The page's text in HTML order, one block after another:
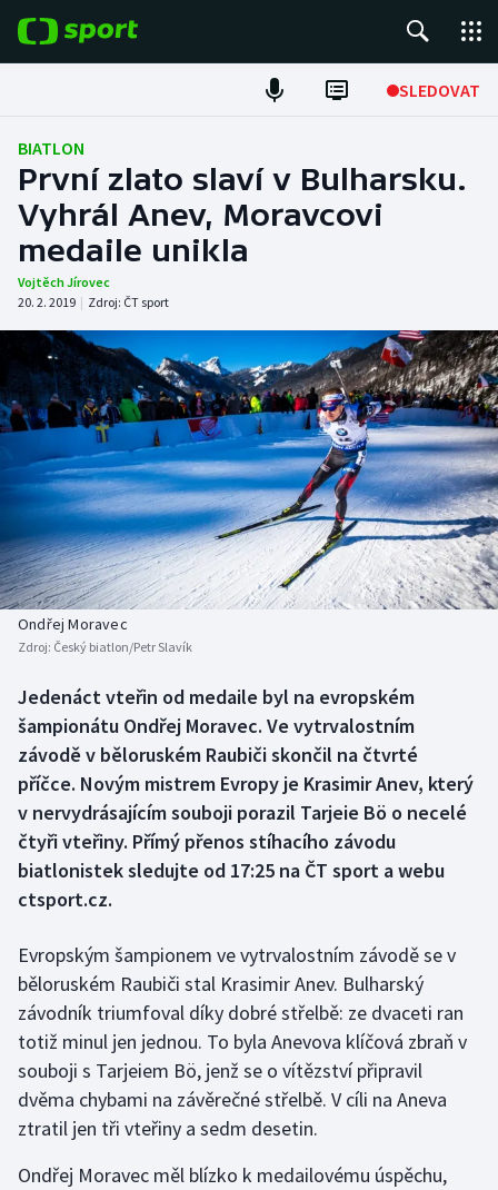
SLEDOVAT
Fotbal
Hokej
Tenis
Atletika
Cyklistika
DALŠÍ SPORTY
Americký fotbal
Baseball a softbal
Basketbal
Biatlon
Box
Curling
Dostihy
Florbal
Golf
Gymnastika
Házená
NEPŘEHLÉDNĚTE
Soutěže
Historické návraty
Aplikace ČT sport
BIATLON
První zlato slaví v Bulharsku.
Vyhrál Anev, Moravcovi
medaile unikla
Vojtěch Jírovec
20. 2. 2019 | Zdroj: ČT sport
Ondřej Moravec
Zdroj: Český biatlon/Petr Slavík
Jedenáct vteřin od medaile byl na evropském
šampionátu Ondřej Moravec. Ve vytrvalostním
závodě v běloruském Raubiči skončil na čtvrté
příčce. Novým mistrem Evropy je Krasimir Anev, který
v nervydrásajícím souboji porazil Tarjeie Bö o necelé
čtyři vteřiny. Přímý přenos stíhacího závodu
biatlonistek sledujte od 17:25 na ČT sport a webu
ctsport.cz.
Evropským šampionem ve vytrvalostním závodě se v
běloruském Raubiči stal Krasimir Anev. Bulharský
závodník triumfoval díky dobré střelbě: ze dvaceti ran
totiž minul jen jednou. To byla Anevova klíčová zbraň v
souboji s Tarjeiem Bö, jenž se o vítězství připravil
dvěma chybami na závěrečné střelbě. V cíli na Aneva
ztratil jen tři vteřiny a sedm desetin.
Ondřej Moravec měl blízko k medailovému úspěchu,